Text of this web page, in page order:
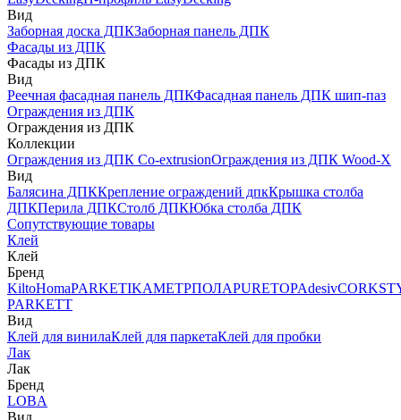
Вид
Заборная доска ДПКЗаборная панель ДПК
Фасады из ДПК
Фасады из ДПК
Вид
Реечная фасадная панель ДПКФасадная панель ДПК шип-паз
Ограждения из ДПК
Ограждения из ДПК
Коллекции
Ограждения из ДПК Co-extrusionОграждения из ДПК Wood-X
Вид
Балясина ДПККрепление ограждений дпкКрышка столба
ДПКПерила ДПКСтолб ДПКЮбка столба ДПК
Сопутствующие товары
Клей
Клей
Бренд
KiltoHomaPARKETIKAМЕТРПОЛАPURETOPAdesiv
PARKETT
Вид
Клей для винилаКлей для паркетаКлей для пробки
Лак
Лак
Бренд
LOBA
Вид